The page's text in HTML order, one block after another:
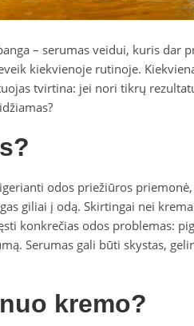
– serumas veidui, kuris dar
kiekvienoje rutinoje.
tvirtina: jei nori tikrų
odos priežiūros
giliai į odą. Skirtingai nei
konkrečias odos problemas:
Serumas gali būti skystas,
kremo?